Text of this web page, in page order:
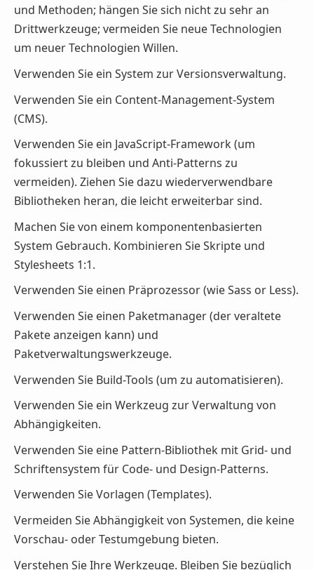
und Methoden; hängen Sie sich nicht zu sehr an
Drittwerkzeuge; vermeiden Sie neue Technologien
um neuer Technologien Willen.
Verwenden Sie ein System zur Versionsverwaltung.
Verwenden Sie ein Content-Management-System
(CMS).
Verwenden Sie ein JavaScript-Framework (um
fokussiert zu bleiben und Anti-Patterns zu
vermeiden). Ziehen Sie dazu wiederverwendbare
Bibliotheken heran, die leicht erweiterbar sind.
Machen Sie von einem komponentenbasierten
System Gebrauch. Kombinieren Sie Skripte und
Stylesheets 1:1.
Verwenden Sie einen Präprozessor (wie Sass or Less).
Verwenden Sie einen Paketmanager (der veraltete
Pakete anzeigen kann) und
Paketverwaltungswerkzeuge.
Verwenden Sie Build-Tools (um zu automatisieren).
Verwenden Sie ein Werkzeug zur Verwaltung von
Abhängigkeiten.
Verwenden Sie eine Pattern-Bibliothek mit Grid- und
Schriftensystem für Code- und Design-Patterns.
Verwenden Sie Vorlagen (Templates).
Vermeiden Sie Abhängigkeit von Systemen, die keine
Vorschau- oder Testumgebung bieten.
Verstehen Sie Ihre Werkzeuge. Bleiben Sie bezüglich